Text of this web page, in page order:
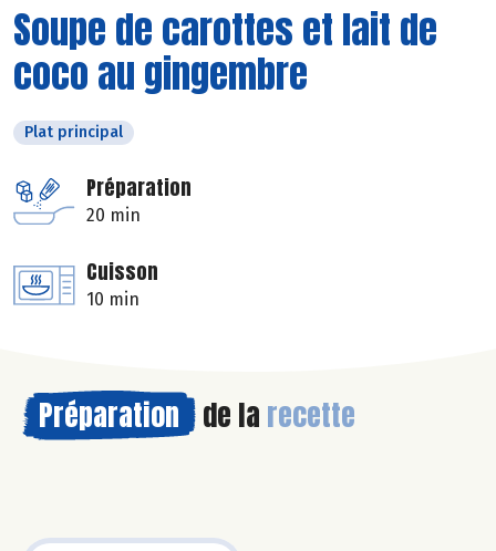
Soupe de carottes et lait de
coco au gingembre
Plat principal
Préparation
20 min
Cuisson
10 min
Préparation de la recette